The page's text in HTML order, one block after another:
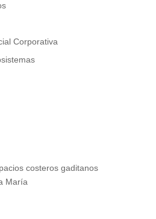
Corporativa
costeros gaditanos
María